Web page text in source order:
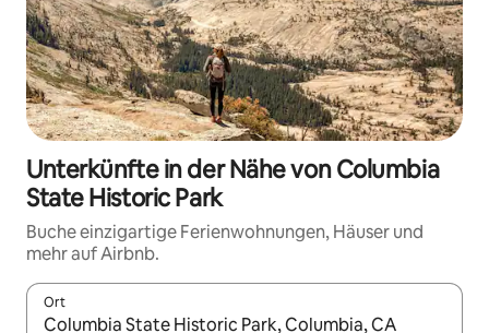
Unterkünfte in der Nähe von Columbia
State Historic Park
Buche einzigartige Ferienwohnungen, Häuser und
mehr auf Airbnb.
Ort
Wenn Ergebnisse verfügbar sind, navigiere mit den